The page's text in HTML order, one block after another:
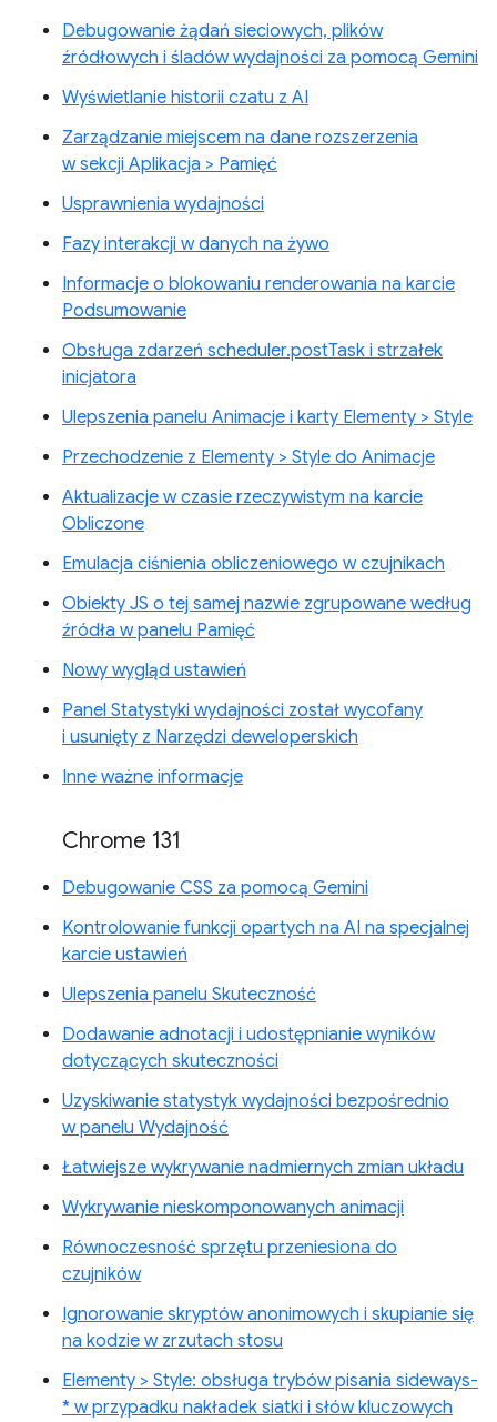
Debugowanie żądań sieciowych, plików
źródłowych i śladów wydajności za pomocą Gemini
Wyświetlanie historii czatu z AI
Zarządzanie miejscem na dane rozszerzenia
w sekcji Aplikacja > Pamięć
Usprawnienia wydajności
Fazy interakcji w danych na żywo
Informacje o blokowaniu renderowania na karcie
Podsumowanie
Obsługa zdarzeń scheduler.postTask i strzałek
inicjatora
Ulepszenia panelu Animacje i karty Elementy > Style
Przechodzenie z Elementy > Style do Animacje
Aktualizacje w czasie rzeczywistym na karcie
Obliczone
Emulacja ciśnienia obliczeniowego w czujnikach
Obiekty JS o tej samej nazwie zgrupowane według
źródła w panelu Pamięć
Nowy wygląd ustawień
Panel Statystyki wydajności został wycofany
i usunięty z Narzędzi deweloperskich
Inne ważne informacje
Chrome 131
Debugowanie CSS za pomocą Gemini
Kontrolowanie funkcji opartych na AI na specjalnej
karcie ustawień
Ulepszenia panelu Skuteczność
Dodawanie adnotacji i udostępnianie wyników
dotyczących skuteczności
Uzyskiwanie statystyk wydajności bezpośrednio
w panelu Wydajność
Łatwiejsze wykrywanie nadmiernych zmian układu
Wykrywanie nieskomponowanych animacji
Równoczesność sprzętu przeniesiona do
czujników
Ignorowanie skryptów anonimowych i skupianie się
na kodzie w zrzutach stosu
Elementy > Style: obsługa trybów pisania sideways-
* w przypadku nakładek siatki i słów kluczowych